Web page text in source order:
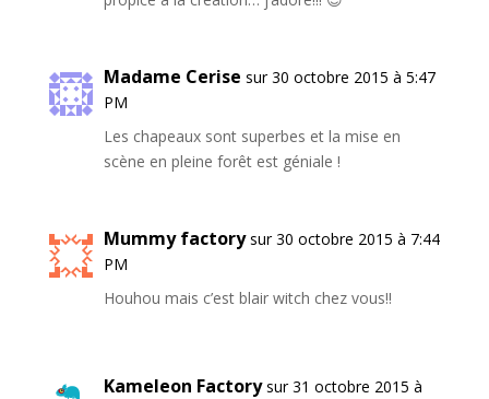
Madame Cerise sur 30 octobre 2015 à 5:47
PM
Les chapeaux sont superbes et la mise en
scène en pleine forêt est géniale !
Mummy factory sur 30 octobre 2015 à 7:44
PM
Houhou mais c’est blair witch chez vous!!
Kameleon Factory sur 31 octobre 2015 à